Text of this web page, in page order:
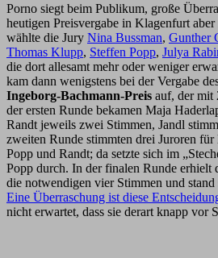
Porno siegt beim Publikum, große
heutigen Preisvergabe in Klagenfurt
wählte die Jury Nina Bussman, Gunther
Thomas Klupp, Steffen Popp, Julya
die dort allesamt mehr oder weniger
kam dann wenigstens bei der Vergabe
Ingeborg-Bachmann-Preis auf, der mit
der ersten Runde bekamen Maja
Randt jeweils zwei Stimmen, Jandl
zweiten Runde stimmten drei Juroren
Popp und Randt; da setzte sich im
Popp durch. In der finalen Runde erhielt
die notwendigen vier Stimmen und stand
Eine Überraschung ist diese
nicht erwartet, dass sie derart knapp vor